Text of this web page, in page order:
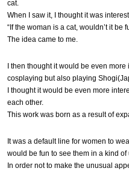
cat.
When I saw it, I thought it was
“If the woman is a cat, wouldn’t it be
The idea came to me.
I then thought it would be even
cosplaying but also playing
I thought it would be even more
each other.
This work was born as a result of
It was a default line for women to
would be fun to see them in a kind of
In order not to make the unusual